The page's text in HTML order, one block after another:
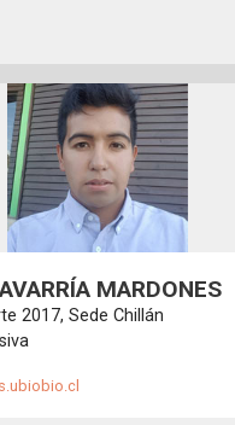
MARDONES
2017, Sede Chillán